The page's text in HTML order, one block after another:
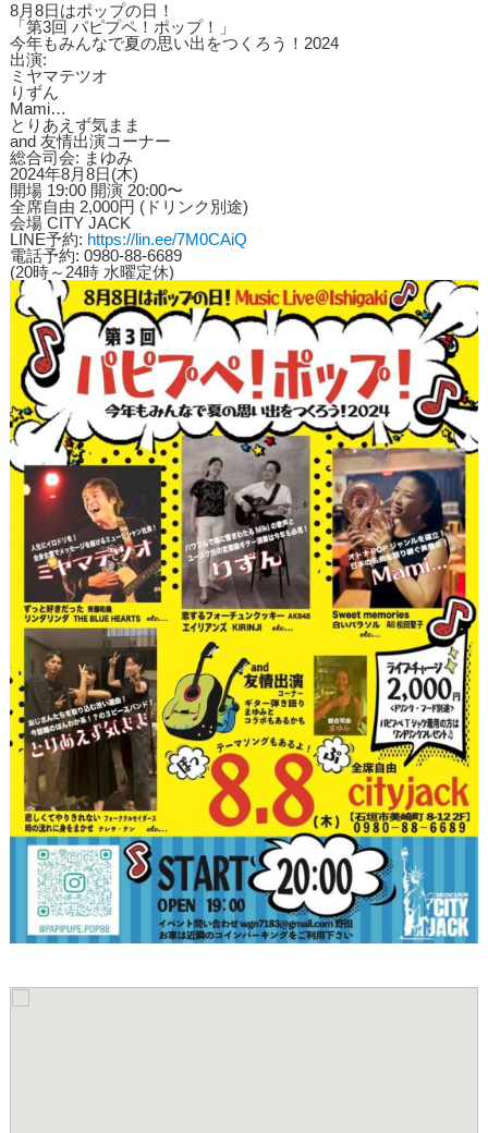
8月8日はポップの日！
「第3回 パピプペ！ポップ！」
今年もみんなで夏の思い出をつくろう！2024
出演:
ミヤマテツオ
りずん
Mami…
とりあえず気まま
and 友情出演コーナー
総合司会: まゆみ
2024年8月8日(木)
開場 19:00 開演 20:00〜
全席自由 2,000円 (ドリンク別途)
会場 CITY JACK
LINE予約: https://lin.ee/7M0CAiQ
電話予約: 0980-88-6689
(20時～24時 水曜定休)